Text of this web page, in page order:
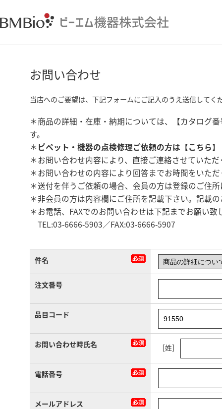
お問い合わせ
当店へのご要望は、下記フォームにご記入のうえ送信してく
＊商品の詳細・在庫・納期については、【カタログ
す。
＊ ピペット・機器の点検修理ご依頼の方は【こちら】
＊お問い合わせ内容により、直接ご連絡させていた
＊お問い合わせの内容により回答までお時間をいた
＊送付を伴うご依頼の場合、会員の方は登録のご住
＊非会員の方は内容欄にご住所を記載下さい。記載
＊お電話、FAXでのお問い合わせは下記までお願い致
TEL:03-6666-5903／FAX:03-6666-5907
件名
注文番号
品目コード
お問い合わせ時氏名 ［姓］
電話番号
メールアドレス